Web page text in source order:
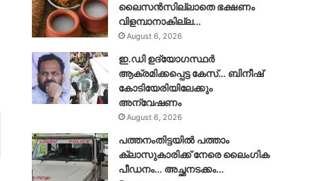
ലൈസൻസില്ലാതെ ഭക്ഷണം
വിളമ്പാനാകില്ല…
August 6, 2026
ഇ.ഡി ഉദ്യോഗസ്ഥർ
ആക്രമിക്കപ്പെട്ട കേസ്… ബിനീഷ്
കോടിയേരിയിലേക്കും
അന്വേഷണം
August 6, 2026
പത്തനംതിട്ടയിൽ പത്താം
ക്ലാസുകാരിക്ക് നേരെ ലൈംഗിക
പീഡനം… അച്ഛനടക്കം…